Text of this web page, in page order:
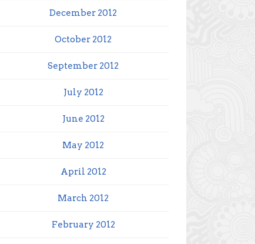
December 2012
October 2012
September 2012
July 2012
June 2012
May 2012
April 2012
March 2012
February 2012